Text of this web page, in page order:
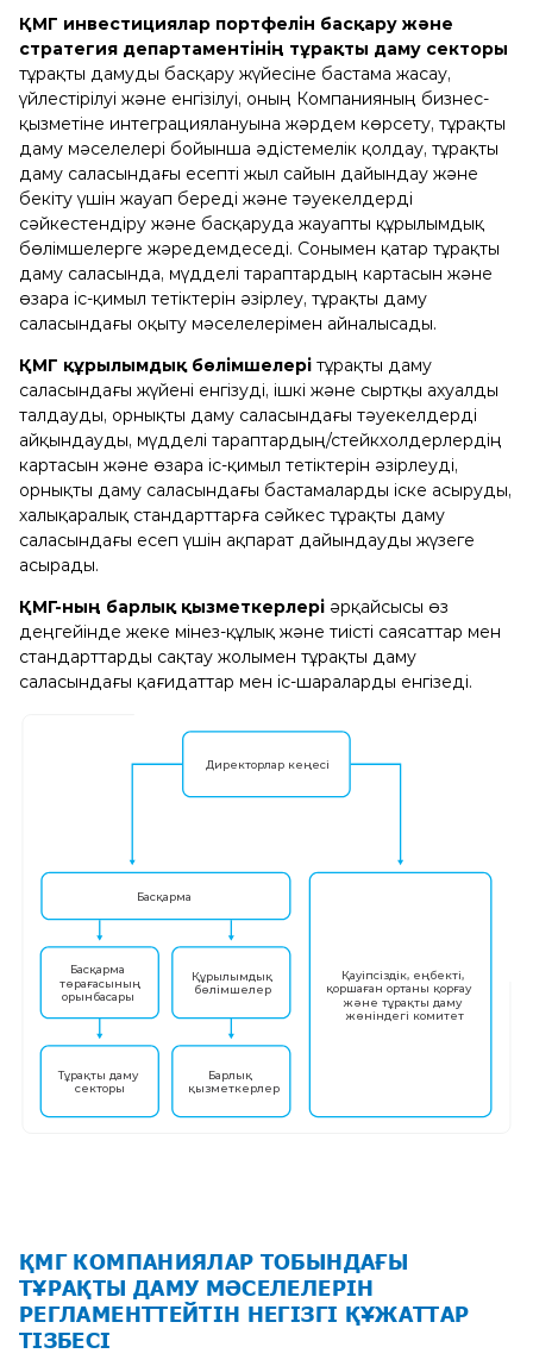
ҚМГ инвестициялар портфелін басқару және
стратегия департаментінің тұрақты даму секторы
тұрақты дамуды басқару жүйесіне бастама жасау,
үйлестірілуі және енгізілуі, оның Компанияның бизнес-
қызметіне интеграциялануына жәрдем көрсету, тұрақты
даму мәселелері бойынша әдістемелік қолдау, тұрақты
даму саласындағы есепті жыл сайын дайындау және
бекіту үшін жауап береді және тәуекелдерді
сәйкестендіру және басқаруда жауапты құрылымдық
бөлімшелерге жәредемдеседі. Сонымен қатар тұрақты
даму саласында, мүдделі тараптардың картасын және
өзара іс-қимыл тетіктерін әзірлеу, тұрақты даму
саласындағы оқыту мәселелерімен айналысады.
ҚМГ құрылымдық бөлімшелері тұрақты даму
саласындағы жүйені енгізуді, ішкі және сыртқы ахуалды
талдауды, орнықты даму саласындағы тәуекелдерді
айқындауды, мүдделі тараптардың/стейкхолдерлердің
картасын және өзара іс-қимыл тетіктерін әзірлеуді,
орнықты даму саласындағы бастамаларды іске асыруды,
халықаралық стандарттарға сәйкес тұрақты даму
саласындағы есеп үшін ақпарат дайындауды жүзеге
асырады.
ҚМГ-ның барлық қызметкерлері әрқайсысы өз
деңгейінде жеке мінез-құлық және тиісті саясаттар мен
стандарттарды сақтау жолымен тұрақты даму
саласындағы қағидаттар мен іс-шараларды енгізеді.
Директорлар кеңесі
Басқарма
Басқарма
төрағасының
орынбасары
Құрылымдық
бөлімшелер
Қауіпсіздік, еңбекті,
қоршаған ортаны қорғау
және тұрақты даму
жөніндегі комитет
Барлық
қызметкерлер
Тұрақты даму
секторы
ҚМГ КОМПАНИЯЛАР ТОБЫНДАҒЫ
ТҰРАҚТЫ ДАМУ МӘСЕЛЕЛЕРІН
РЕГЛАМЕНТТЕЙТІН НЕГІЗГІ ҚҰЖАТТАР
ТІЗБЕСІ